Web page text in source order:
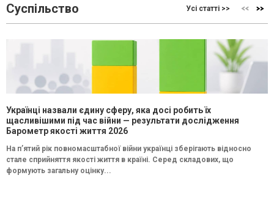
Суспільство Усі статті >>
Українці назвали єдину сферу, яка досі робить їх
щасливішими під час війни — результати дослідження
Барометр якості життя 2026
На п’ятий рік повномасштабної війни українці зберігають відносно
стале сприйняття якості життя в країні. Серед складових, що
формують загальну оцінку...